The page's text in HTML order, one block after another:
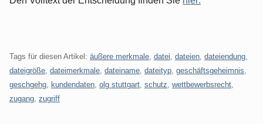
Tags für diesen Artikel: äußere merkmale datei dateien dateiendung
dateigröße dateimerkmale dateiname dateityp geschäftsgeheimnis
geschgehg
kundendaten olg stuttgart schutz wettbewerbsrecht
zugang zugriff